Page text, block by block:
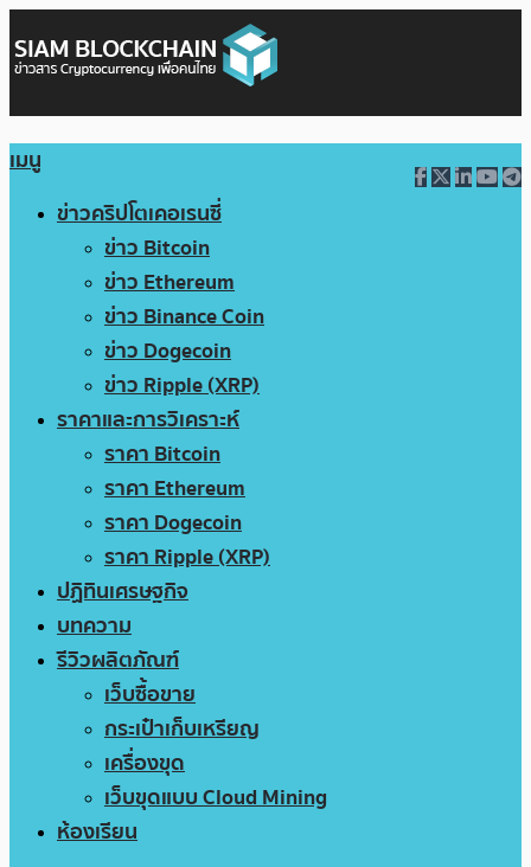
เมนู
ข่าวคริปโตเคอเรนซี่
ข่าว Bitcoin
ข่าว Ethereum
ข่าว Binance Coin
ข่าว Dogecoin
ข่าว Ripple (XRP)
ราคาและการวิเคราะห์
ราคา Bitcoin
ราคา Ethereum
ราคา Dogecoin
ราคา Ripple (XRP)
ปฏิทินเศรษฐกิจ
บทความ
รีวิวผลิตภัณฑ์
เว็บซื้อขาย
กระเป๋าเก็บเหรียญ
เครื่องขุด
เว็บขุดแบบ Cloud Mining
ห้องเรียน